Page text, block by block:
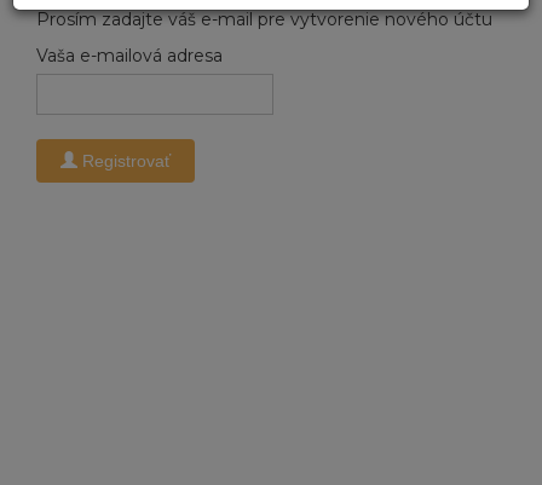
Prosím zadajte váš e-mail pre vytvorenie nového účtu
Vaša e-mailová adresa
Registrovať